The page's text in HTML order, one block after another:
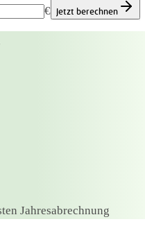
€ Jetzt berechnen
Jahresabrechnung